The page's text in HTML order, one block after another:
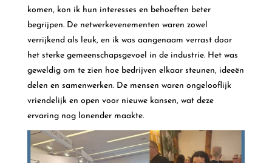
komen, kon ik hun interesses en behoeften beter
begrijpen. De netwerkevenementen waren zowel
verrijkend als leuk, en ik was aangenaam verrast door
het sterke gemeenschapsgevoel in de industrie. Het was
geweldig om te zien hoe bedrijven elkaar steunen, ideeën
delen en samenwerken. De mensen waren ongelooflijk
vriendelijk en open voor nieuwe kansen, wat deze
ervaring nog lonender maakte.